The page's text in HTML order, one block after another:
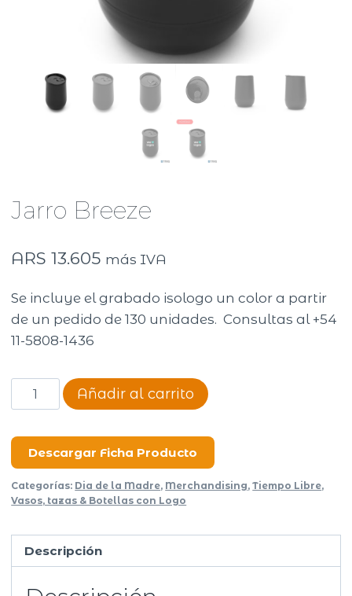
Jarro Breeze
ARS 13.605 más IVA
Se incluye el grabado isologo un color a partir
de un pedido de 130 unidades. Consultas al +54
11-5808-1436
Jarro
Breeze
Añadir al carrito
Descargar Ficha Producto
Categorías: Dia de la Madre, Merchandising,Tiempo Libre,
Vasos, tazas & Botellas con Logo
Descripción